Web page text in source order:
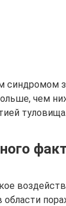
чем
туловища.